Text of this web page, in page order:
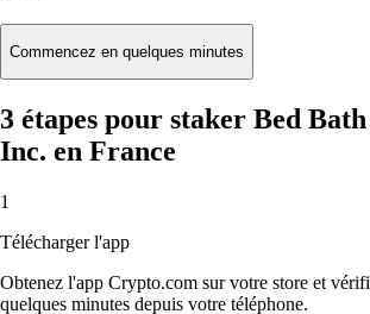
Commencez en quelques minutes
3 étapes pour staker Bed
Inc. en France
1
Télécharger l'app
Obtenez l'app Crypto.com sur votre store et
quelques minutes depuis votre téléphone.